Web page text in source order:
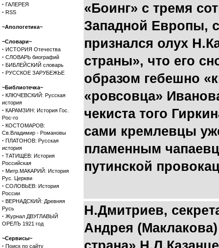
· ГАЛЕРЕЯ
· RSS
~Апологетика~
~Словари~
· ИСТОРИЯ Отечества
· СЛОВАРЬ биографий
· БИБЛЕЙСКИЙ словарь
· РУССКОЕ ЗАРУБЕЖЬЕ
~Библиотечка~
· КЛЮЧЕВСКИЙ: Русская
история
· КАРАМЗИН: История Гос.
Рос-го
· КОСТОМАРОВ:
Св.Владимир - Романовы
· ПЛАТОНОВ: Русская
история
· ТАТИЩЕВ: История
Российская
· Митр.МАКАРИЙ: История
Рус. Церкви
· СОЛОВЬЕВ: История
России
· ВЕРНАДСКИЙ: Древняя
Русь
· Журнал ДВУГЛАВЫЙ
ОРЕЛЪ 1921 год
~Сервисы~
· Поиск по сайту
«Боинг» с тремя
Западной Европы,
признался олух
страны», что его
образом гебешно
«ровсовца»
чекиста того
сами кремлевцы
пламенным
путинской
Н.Дмитриев,
Андрея